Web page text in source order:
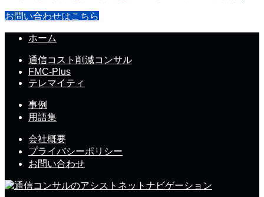
お問い合わせはこちら
ホーム
通信コスト削減コンサル
FMC-Plus
テレマイティ
事例
用語集
会社概要
プライバシーポリシー
お問い合わせ